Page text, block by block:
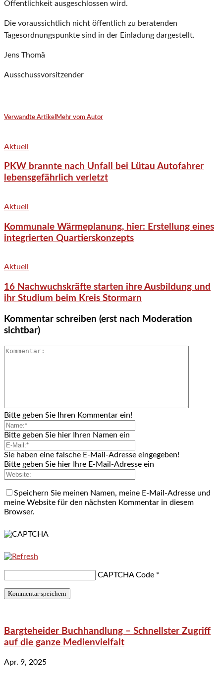
Öffentlichkeit ausgeschlossen wird.
Die voraussichtlich nicht öffentlich zu beratenden
Tagesordnungspunkte sind in der Einladung dargestellt.
Jens Thomä
Ausschussvorsitzender
Verwandte Artikel Mehr vom Autor
Aktuell
PKW brannte nach Unfall bei Lütau Autofahrer
lebensgefährlich verletzt
Aktuell
Kommunale Wärmeplanung, hier: Erstellung eines
integrierten Quartierskonzepts
Aktuell
16 Nachwuchskräfte starten ihre Ausbildung und
ihr Studium beim Kreis Stormarn
Kommentar schreiben (erst nach Moderation
sichtbar)
Bitte geben Sie Ihren Kommentar ein!
Bitte geben Sie hier Ihren Namen ein
Sie haben eine falsche E-Mail-Adresse eingegeben!
Bitte geben Sie hier Ihre E-Mail-Adresse ein
Speichern Sie meinen Namen, meine E-Mail-Adresse und
meine Website für den nächsten Kommentar in diesem
Browser.
CAPTCHA Code *
Bargteheider Buchhandlung – Schnellster Zugriff
auf die ganze Medienvielfalt
Apr. 9, 2025